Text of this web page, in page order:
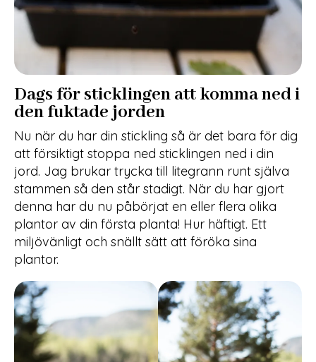
Dags för sticklingen att komma ned i
den fuktade jorden
Nu när du har din stickling så är det bara för dig
att försiktigt stoppa ned sticklingen ned i din
jord. Jag brukar trycka till litegrann runt själva
stammen så den står stadigt. När du har gjort
denna har du nu påbörjat en eller flera olika
plantor av din första planta! Hur häftigt. Ett
miljövänligt och snällt sätt att föröka sina
plantor.